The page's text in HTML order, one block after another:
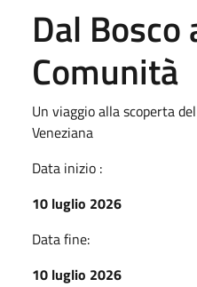
Dal Bosco
Comunità
Un viaggio alla scoperta
Veneziana
Data inizio :
10 luglio 2026
Data fine:
10 luglio 2026